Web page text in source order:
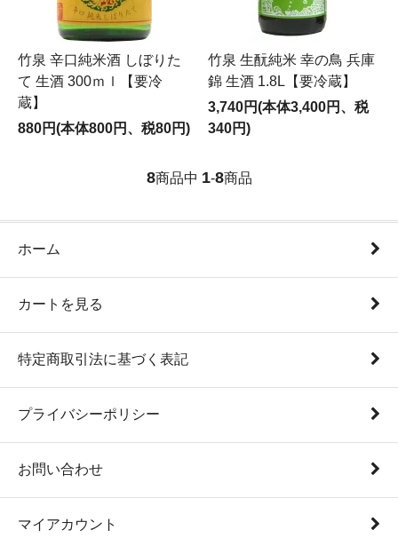
竹泉 辛口純米酒 しぼりた
て 生酒 300ｍｌ【要冷
蔵】
880円(本体800円、税80円)
竹泉 生酛純米 幸の鳥 兵庫
錦 生酒 1.8L【要冷蔵】
3,740円(本体3,400円、税
340円)
8商品中 1-8商品
ホーム
カートを見る
特定商取引法に基づく表記
プライバシーポリシー
お問い合わせ
マイアカウント